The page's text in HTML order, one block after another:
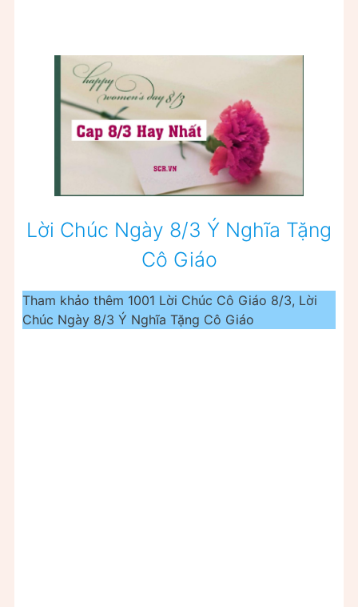
Lời Chúc Ngày 8/3 Ý Nghĩa Tặng
Cô Giáo
Tham khảo thêm 1001 Lời Chúc Cô Giáo 8/3, Lời
Chúc Ngày 8/3 Ý Nghĩa Tặng Cô Giáo